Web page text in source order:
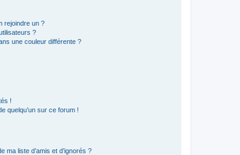
rejoindre un ?
?
une couleur différente ?
!
quelqu’un sur ce forum !
ma liste d’amis et d’ignorés ?